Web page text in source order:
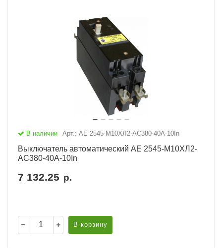
В наличии Арт.: АЕ 2545-М10ХЛ2-AC380-40А-10In
Выключатель автоматический АЕ 2545-М10ХЛ2-
AC380-40А-10In
7 132.25 р.
В корзину